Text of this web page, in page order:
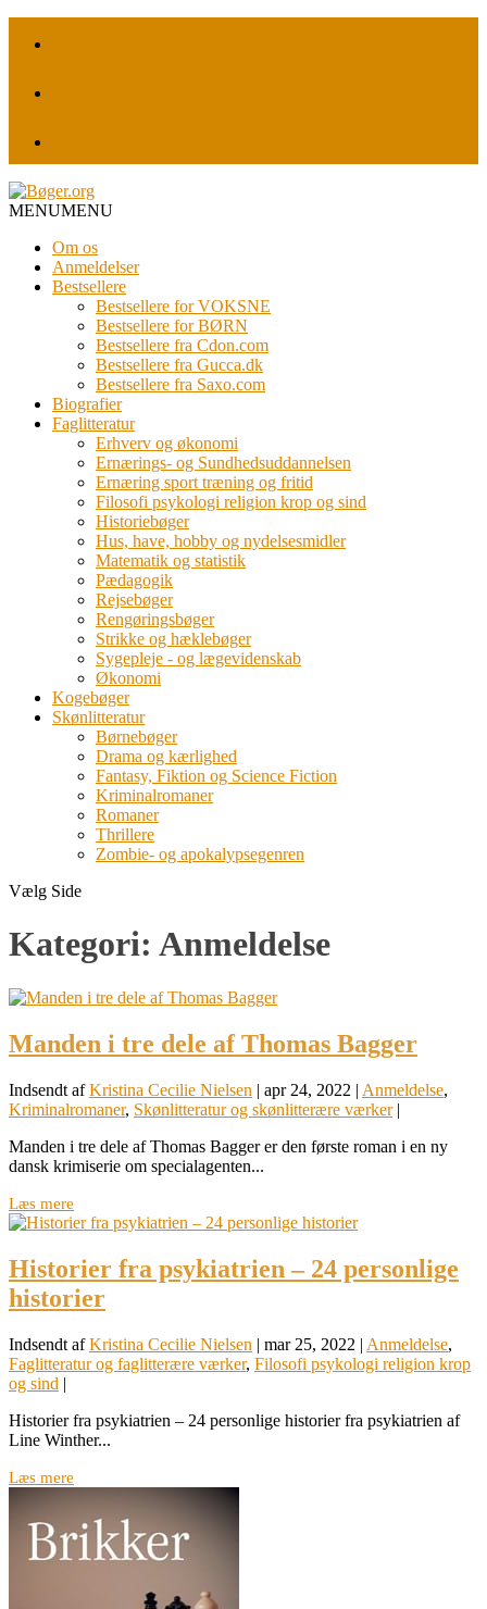
MENUMENU
Om os
Anmeldelser
Bestsellere
Bestsellere for VOKSNE
Bestsellere for BØRN
Bestsellere fra Cdon.com
Bestsellere fra Gucca.dk
Bestsellere fra Saxo.com
Biografier
Faglitteratur
Erhverv og økonomi
Ernærings- og Sundhedsuddannelsen
Ernæring sport træning og fritid
Filosofi psykologi religion krop og sind
Historiebøger
Hus, have, hobby og nydelsesmidler
Matematik og statistik
Pædagogik
Rejsebøger
Rengøringsbøger
Strikke og hæklebøger
Sygepleje - og lægevidenskab
Økonomi
Kogebøger
Skønlitteratur
Børnebøger
Drama og kærlighed
Fantasy, Fiktion og Science Fiction
Kriminalromaner
Romaner
Thrillere
Zombie- og apokalypsegenren
Vælg Side
Kategori: Anmeldelse
Manden i tre dele af Thomas Bagger
Indsendt afKristina Cecilie Nielsen | apr 24, 2022 | Anmeldelse,
Kriminalromaner, Skønlitteratur og skønlitterære værker|
Manden i tre dele af Thomas Bagger er den første roman i en ny
dansk krimiserie om specialagenten...
Læs mere
Historier fra psykiatrien – 24 personlige
historier
Indsendt afKristina Cecilie Nielsen | mar 25, 2022 | Anmeldelse,
Faglitteratur og faglitterære værker, Filosofi psykologi religion krop
og sind |
Historier fra psykiatrien – 24 personlige historier fra psykiatrien af
Line Winther...
Læs mere